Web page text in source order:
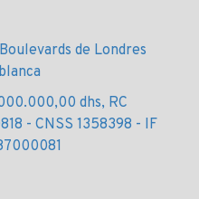
de Londres
dhs, RC
- CNSS 1358398 - IF